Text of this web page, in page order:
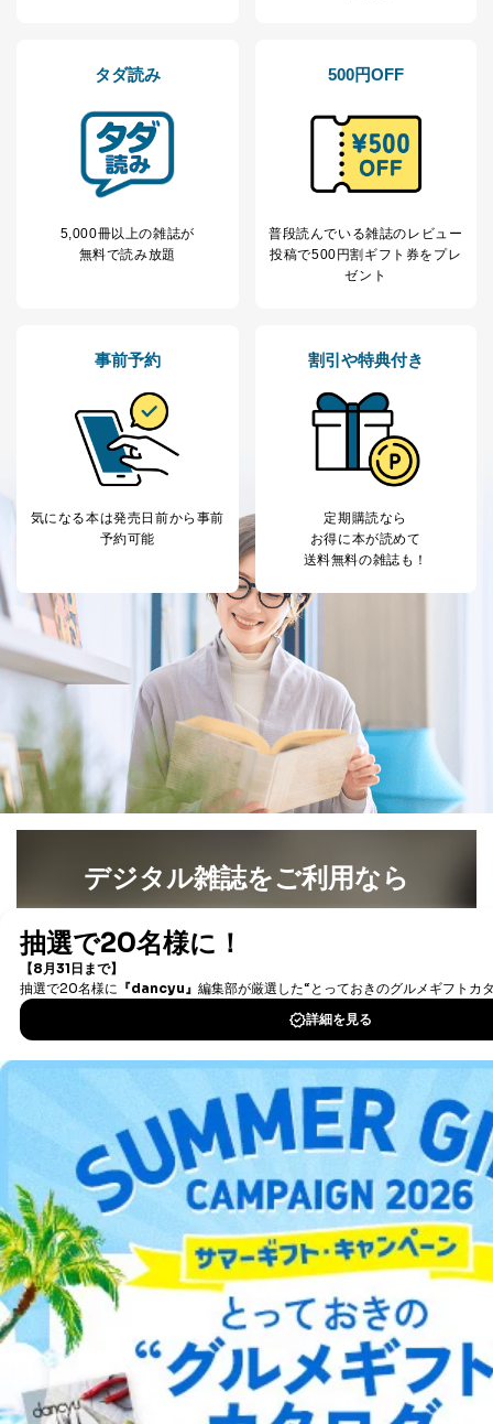
き。
に特に必要がある場合であって、本人の同意を得るこ
とが困難である場合。
国の機関もしくは地方公共団体またはその委託を受け
た者が法令の定める事務を遂行することに対して協力
する必要がある場合であって、本人の同意を得ること
き。
上記２．の利用目的を実施するために守秘義務を結ん
だ企業に、業務の一部として個人情報の取扱いを委
が、これらに限りません。
トカード決済などの決済代行・料金回収会社、広
告配信サービス会社
提供先：出版社、出版物発売元、卸売会社、販売
店など商品の供給者、梱包会社、配送会社、新聞
４．開示対象個人情報の「開示」「訂正」等の請求につ
当社は、本人から、開示対象個人情報について利用目的
の通知を求められた場合には、遅滞なくこれに応じま
す。ただし、以下①～④のいずれかに該当する場合は、
利用目的の通知を行なうことはできません。そのとき
は、本人に遅滞無くその旨を通知するとともに、理由を
説明させていただきます。
①利用目的を本人に通知し、又は公表することによって
本人又は第三者の生命、身体、財産その他の権利利益を
害するおそれがある場合
②利用目的を本人に通知し、又は公表することによって
当該事業者の権利又は正当な利益を害するおそれがある
することに対して協力する必要がある場合であって、利
④開示対象個人情報の利用目的が明らかな場合
開示対象個人情報については、保有個人データの本人ま
たはその代理人からの利用目的の通知、開示、変更等
（内容の訂正、追加または削除）、利用停止等（「利用
に対応させていただいております。 当社顧客の皆様の
個人情報は「マイページ」にログインしていただくこと
で、訂正、追加、変更を行っていただくことが出来ま
す。マイページをご利用いただけない方、その他の方に
つきましては、下記Aをご覧ください。 また、ご登録い
ただいた個人情報のうち、市町村などの名称および郵便
番号、金融機関の名称あるいはクレジットカードの有効
期限など、商品のお届けやご請求を行う上で支障がある
情報に変更があった場合には、当社が登録情報を変更さ
せていただく場合があります。
A.開示等の求めの申し出先、提出していただく書面等
開示等の求めは、電話又は電子メールにて下記までお申
し付けください。開示等の求めに際して提出していただ
く書面等については、その際にご案内いたします。
■電話による場合
TEL:0570-200-223
タダ読み
5,000冊以上の雑誌が
無料で読み放題
500円OFF
普段読んでいる雑誌のレビュー
投稿で500円割ギフト券をプレ
ゼント
事前予約
気になる本は発売日前から事前
予約可能
割引や特典付き
定期購読なら
お得に本が読めて
送料無料の雑誌も！
デジタル雑誌をご利用なら
書籍）が無料で読み放題！
DOWNLOAD FOR IOS
DOWNLOAD FOR ANDROID
ご利用方法はこちら
総合案内
アフィリエイト 採用情報
プレスリリース お問い合わせ
利用規約プライバシーポリシー 特定商取引法に基づく表示
出版社の皆様へ
投資家の皆様へサイトマップ